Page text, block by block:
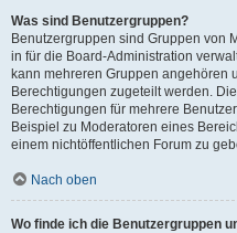
Was sind Benutzergruppen?
Benutzergruppen sind Gruppen von
in für die Board-Administration
kann mehreren Gruppen angehören
Berechtigungen zugeteilt werden.
Berechtigungen für mehrere
Beispiel zu Moderatoren eines
einem nichtöffentlichen Forum zu
Nach oben
Wo finde ich die Benutzergruppen